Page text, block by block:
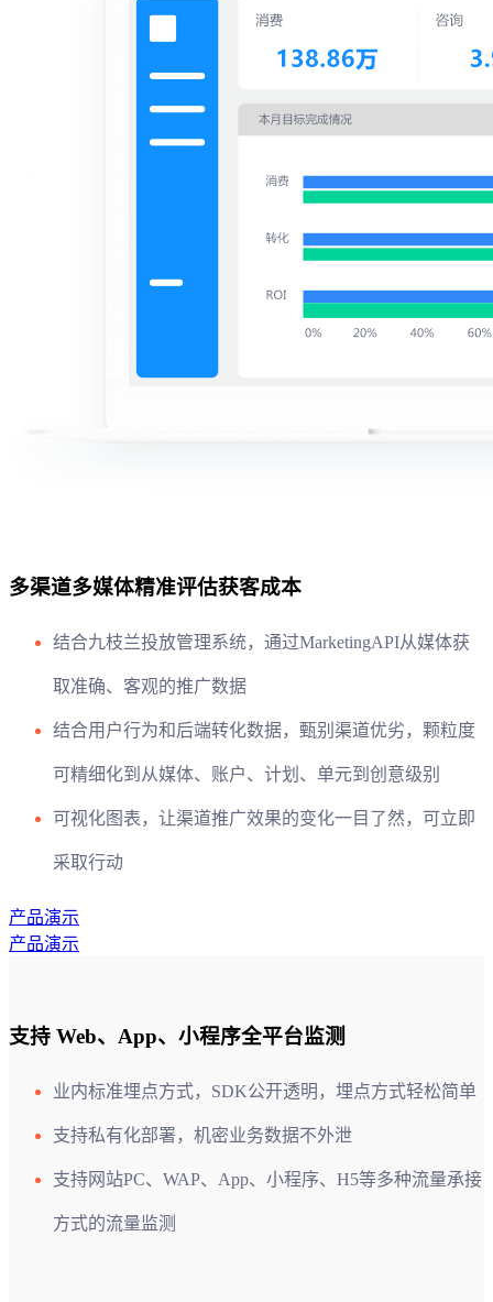
多渠道多媒体精准评估获客成本
结合九枝兰投放管理系统，通过MarketingAPI从媒体获
取准确、客观的推广数据
结合用户行为和后端转化数据，甄别渠道优劣，颗粒度
可精细化到从媒体、账户、计划、单元到创意级别
可视化图表，让渠道推广效果的变化一目了然，可立即
采取行动
产品演示
产品演示
支持 Web、App、小程序全平台监测
业内标准埋点方式，SDK公开透明，埋点方式轻松简单
支持私有化部署，机密业务数据不外泄
支持网站PC、WAP、App、小程序、H5等多种流量承接
方式的流量监测